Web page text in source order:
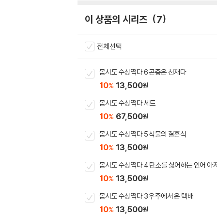
이 상품의 시리즈 7
전체선택
몹시도 수상쩍다 6 곤충은 천재다
10% 13,500원
몹시도 수상쩍다 세트
10% 67,500원
몹시도 수상쩍다 5 식물의 결혼식
10% 13,500원
몹시도 수상쩍다 4 탄소를 싫어하는 인어 아
10% 13,500원
몹시도 수상쩍다 3 우주에서 온 택배
10% 13,500원